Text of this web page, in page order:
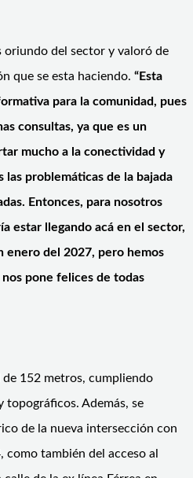
oriundo del sector y valoró de
que se esta haciendo. “Esta
para la comunidad, pues
consultas, ya que es un
mucho a la conectividad y
problemáticas de la bajada
Entonces, para nosotros
estar llegando acá en el sector,
enero del 2027, pero hemos
pone felices de todas
152 metros, cumpliendo
Además, se
de la nueva intersección con
como también del acceso al